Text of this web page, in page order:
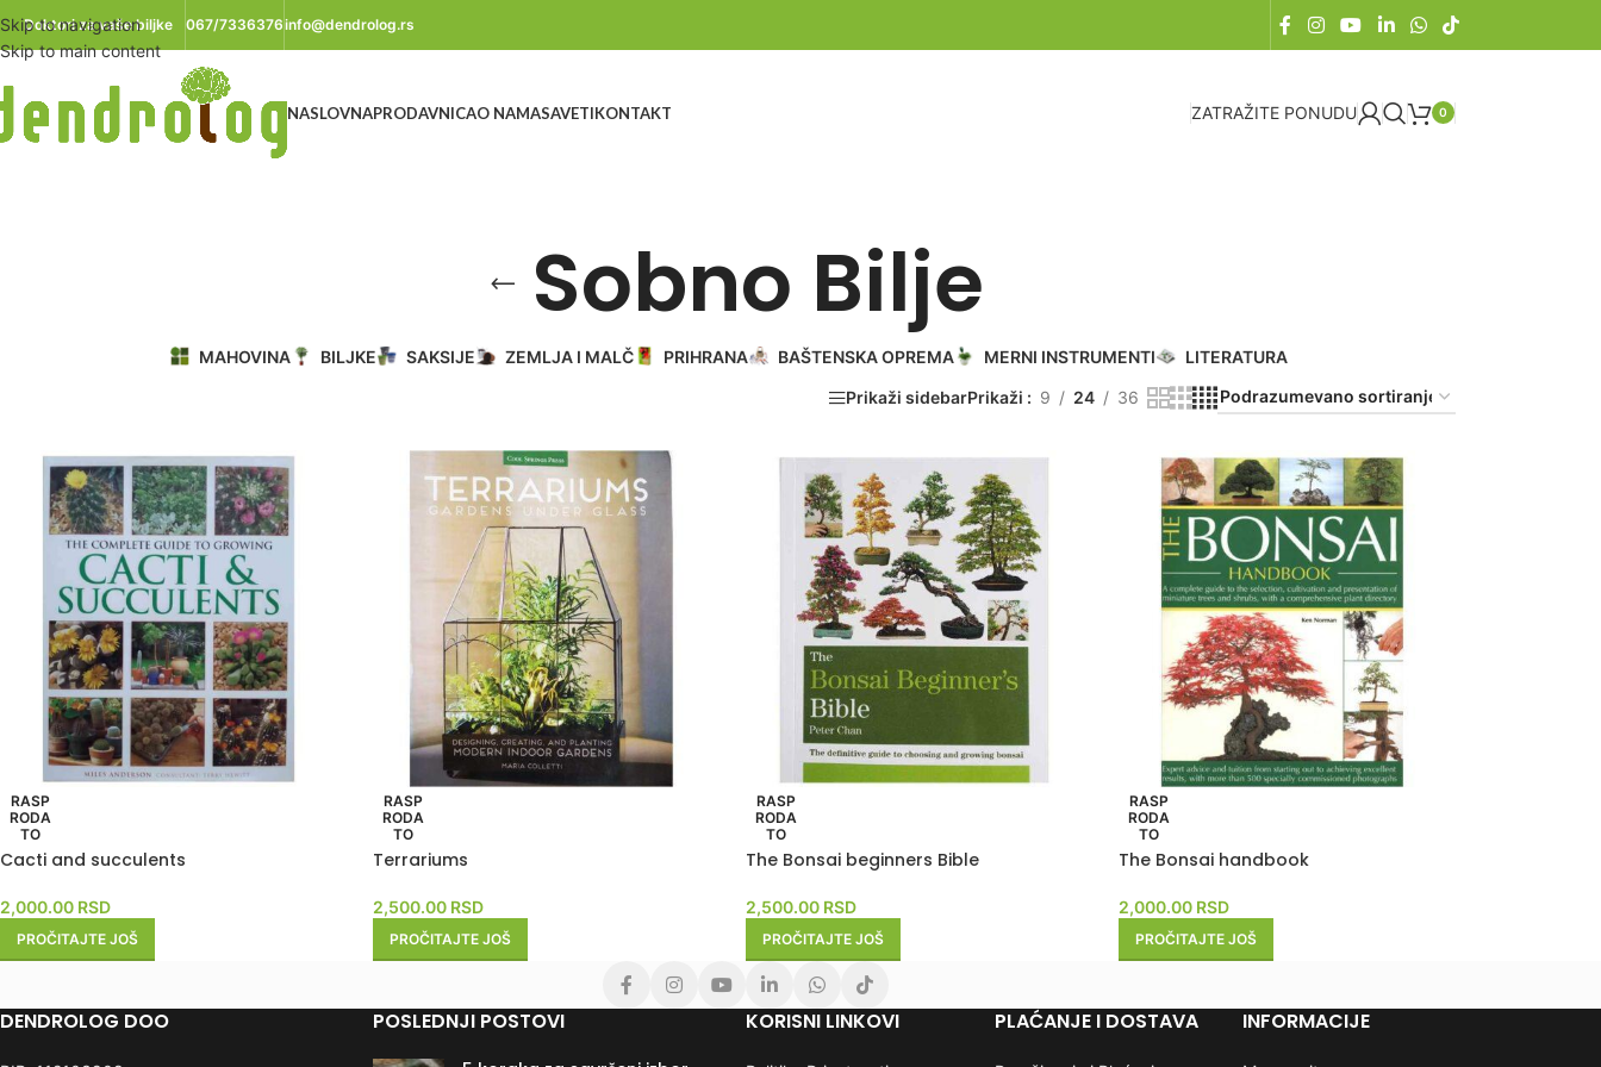
Skip to navigation
Skip to main content
Doktori za vaše biljke 067/7336376info@dendrolog.rs
NASLOVNAPRODAVNICAO NAMASAVETIKONTAKT ZATRAŽITE PONUDU 0
Sobno Bilje
MAHOVINA BILJKE SAKSIJE ZEMLJA I MALČ PRIHRANA BAŠTENSKA OPREMA MERNI INSTRUMENTI LITERATURA
Prikaži sidebarPrikaži 9 24 36
RASP
RODA
TO
Cacti and succulents
2,000.00 RSD
PROČITAJTE JOŠ
RASP
RODA
TO
Terrariums
2,500.00 RSD
PROČITAJTE JOŠ
RASP
RODA
TO
The Bonsai beginners Bible
2,500.00 RSD
PROČITAJTE JOŠ
RASP
RODA
TO
The Bonsai handbook
2,000.00 RSD
PROČITAJTE JOŠ
DENDROLOG DOO POSLEDNJI POSTOVI KORISNI LINKOVI PLAĆANJE I DOSTAVA INFORMACIJE